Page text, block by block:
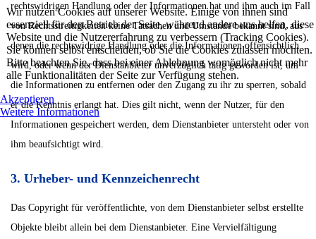
rechtswidrigen Handlung oder der Informationen hat und ihm auch im Fall
von Rechtsstreitigkeiten keine Tatsachen und Umstände bekannt sind, aus
denen die rechtswidrige Handlung oder die Informationen offensichtlich
wird, oder wenn der Dienstanbieter unverzüglich tätig geworden ist, um
die Informationen zu entfernen oder den Zugang zu ihr zu sperren, sobald
er die Kenntnis erlangt hat. Dies gilt nicht, wenn der Nutzer, für den
Informationen gespeichert werden, dem Dienstanbieter untersteht oder von
ihm beaufsichtigt wird.
3. Urheber- und Kennzeichenrecht
Das Copyright für veröffentlichte, von dem Dienstanbieter selbst erstellte
Objekte bleibt allein bei dem Dienstanbieter. Eine Vervielfältigung
Wir nutzen Cookies auf unserer Website. Einige von ihnen sind
essenziell für den Betrieb der Seite, während andere uns helfen, diese
Website und die Nutzererfahrung zu verbessern (Tracking Cookies).
Sie können selbst entscheiden, ob Sie die Cookies zulassen möchten.
Bitte beachten Sie, dass bei einer Ablehnung womöglich nicht mehr
alle Funktionalitäten der Seite zur Verfügung stehen.
Akzeptieren
Weitere Informationen